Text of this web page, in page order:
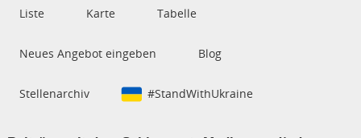
Liste Karte Tabelle
Neues Angebot eingeben Blog
Stellenarchiv #StandWithUkraine